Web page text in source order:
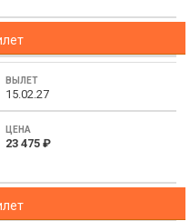
15.02.27
23 475 ₽